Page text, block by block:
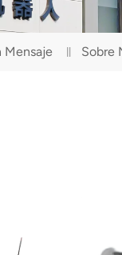
Mensaje Sobre